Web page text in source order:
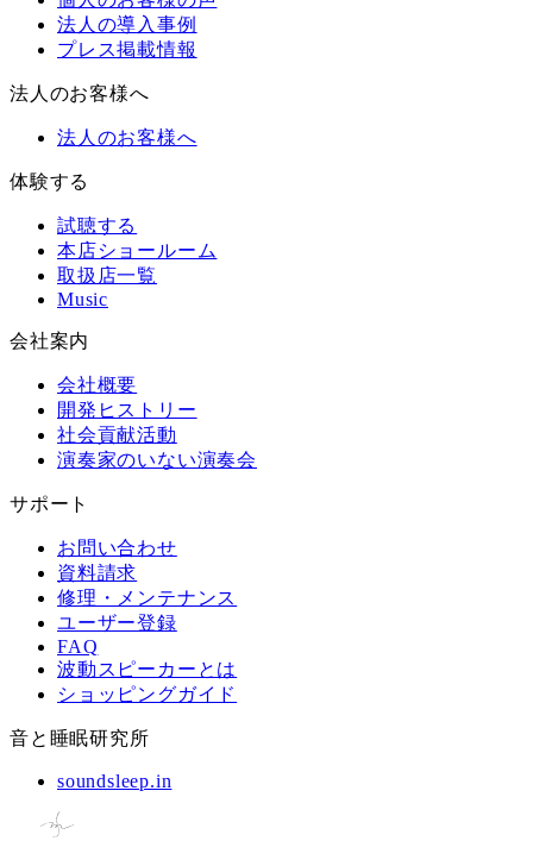
法人の導入事例
プレス掲載情報
法人のお客様へ
法人のお客様へ
体験する
試聴する
本店ショールーム
取扱店一覧
Music
会社案内
会社概要
開発ヒストリー
社会貢献活動
演奏家のいない演奏会
サポート
お問い合わせ
資料請求
修理・メンテナンス
ユーザー登録
FAQ
波動スピーカーとは
ショッピングガイド
音と睡眠研究所
soundsleep.in